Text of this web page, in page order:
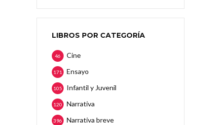
LIBROS POR CATEGORÍA
Cine
46
Ensayo
171
Infantil y Juvenil
105
Narrativa
120
Narrativa breve
396